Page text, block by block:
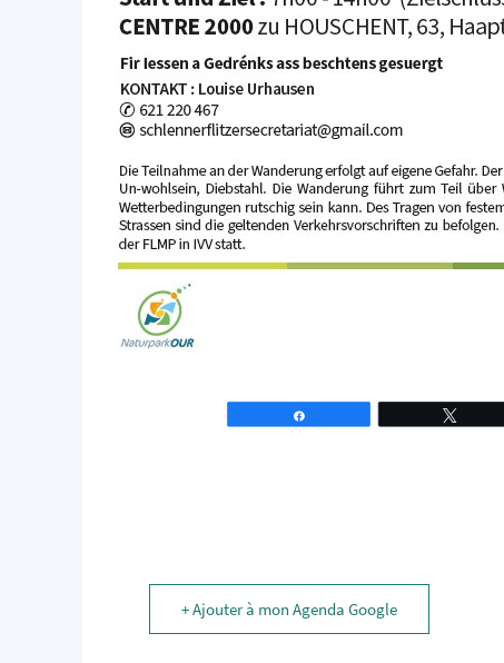
+ Ajouter à mon Agenda Google